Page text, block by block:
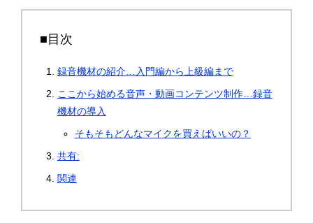
■目次
録音機材の紹介…入門編から上級編まで
ここから始める音声・動画コンテンツ制作…録音
機材の導入
そもそもどんなマイクを買えばいいの？
共有:
関連